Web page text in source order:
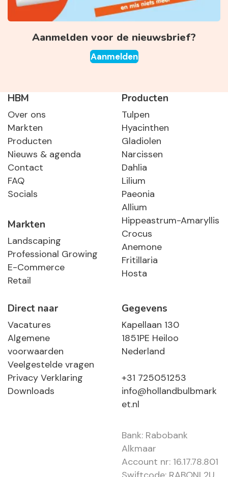
Aanmelden voor de nieuwsbrief?
Aanmelden
HBM
Over ons
Markten
Producten
Nieuws & agenda
Contact
FAQ
Socials
Markten
Landscaping
Professional Growing
E-Commerce
Retail
Producten
Tulpen
Hyacinthen
Gladiolen
Narcissen
Dahlia
Lilium
Paeonia
Allium
Hippeastrum-Amaryllis
Crocus
Anemone
Fritillaria
Hosta
Direct naar
Vacatures
Algemene
voorwaarden
Veelgestelde vragen
Privacy Verklaring
Downloads
Gegevens
Kapellaan 130
1851PE Heiloo
Nederland
+31 725051253
info@hollandbulbmark
et.nl
Bank: Rabobank
Alkmaar
Account nr: 16.17.78.801